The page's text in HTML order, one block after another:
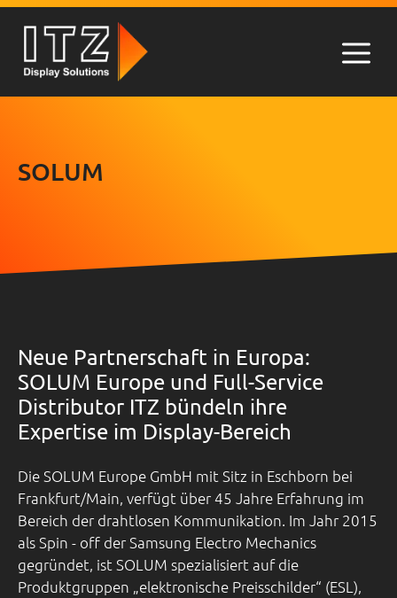
Zum
Inhalt
SOLUM
Neue Partnerschaft in Europa:
SOLUM Europe und Full-Service
Distributor ITZ bündeln ihre
Expertise im Display-Bereich
Die SOLUM Europe GmbH mit Sitz in Eschborn bei
Frankfurt/Main, verfügt über 45 Jahre Erfahrung im
Bereich der drahtlosen Kommunikation. Im Jahr 2015
als Spin - off der Samsung Electro Mechanics
gegründet, ist SOLUM spezialisiert auf die
Produktgruppen „elektronische Preisschilder“ (ESL),